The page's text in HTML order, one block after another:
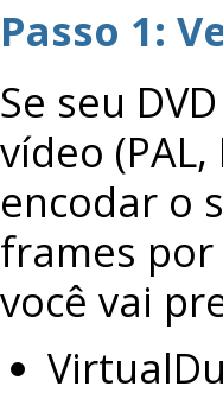
Passo 1:
Se seu
vídeo
encodar o
frames por
você vai